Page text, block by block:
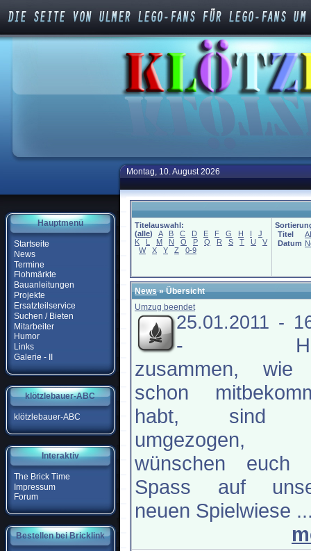
Hauptmenü
Startseite
News
Termine
Flohmärkte
Bauanleitungen
Projekte
Ersatzteilservice
Suchen / Bieten
Mitarbeiter
Humor
Links
Galerie - II
klötzlebauer-ABC
klötzlebauer-ABC
Interaktiv
The Brick Time
Impressum
Forum
Bestellen bei Bricklink
Montag, 10. August 2026
Titelauswahl:
(alle) A B C D E F G H I
J
K
L M N O P Q R S T U
V
W
X Y Z 0-9
Titel
Datum
News» Übersicht
Umzug beendet
25.01.2011 -
-
zusammen, wie
schon
habt, sind
umgezogen,
wünschen euch
Spass auf
neuen Spielwiese